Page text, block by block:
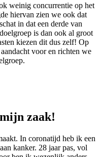
weinig concurrentie op het
hiervan zien we ook dat
in dat een derde van
is dan ook al groot
kiezen dit dus zelf! Op
voor en richten we
zaak!
In coronatijd heb ik een
kanker. 28 jaar pas, vol